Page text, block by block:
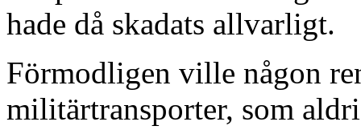
hade då skadats allvarligt.
Förmodligen ville någon
militärtransporter, som